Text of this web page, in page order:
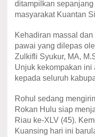
ditampilkan
masyarakat Kuantan
Kehadiran massal
pawai yang dilepas
Zulkifli Syukur, MA,
Unjuk kekompakan ini
kepada seluruh
​Rohul sedang
Rokan Hulu siap
Riau ke-XLV (45).
Kuansing hari ini